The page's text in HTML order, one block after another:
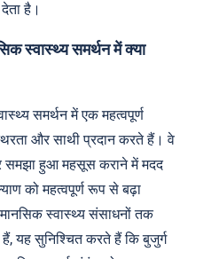
है।
स्वास्थ्य समर्थन में क्या
समर्थन में एक महत्वपूर्ण
और साथी प्रदान करते हैं। वे
समझा हुआ महसूस कराने में मदद
को महत्वपूर्ण रूप से बढ़ा
स्वास्थ्य संसाधनों तक
यह सुनिश्चित करते हैं कि बुजुर्ग